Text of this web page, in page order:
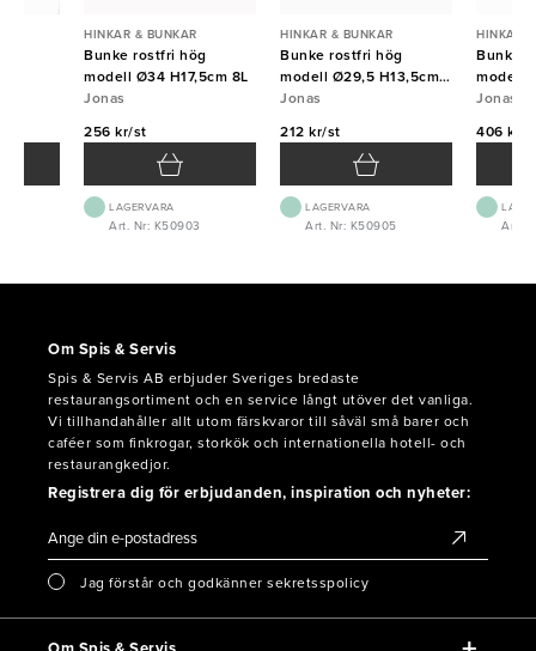
HINKAR & BUNKAR
Bunke rostfri hög
modell Ø34 H17,5cm 8L
Jonas
256 kr/st
LAGERVARA
Art. Nr: K50903
HINKAR & BUNKAR
Bunke rostfri hög
modell Ø29,5 H13,5cm
5L
Jonas
212 kr/st
LAGERVARA
Art. Nr: K50905
HINKAR
Bunke
modell
Jonas
406 kr/
Art.
Om Spis & Servis
Spis & Servis AB erbjuder Sveriges bredaste
restaurangsortiment och en service långt utöver det vanliga.
Vi tillhandahåller allt utom färskvaror till såväl små barer och
caféer som finkrogar, storkök och internationella hotell- och
restaurangkedjor.
Registrera dig för erbjudanden, inspiration och nyheter:
Jag förstår och godkänner sekretsspolicy